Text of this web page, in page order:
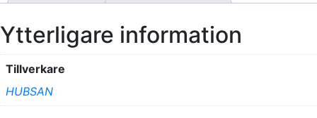
Ytterligare information
Tillverkare
HUBSAN